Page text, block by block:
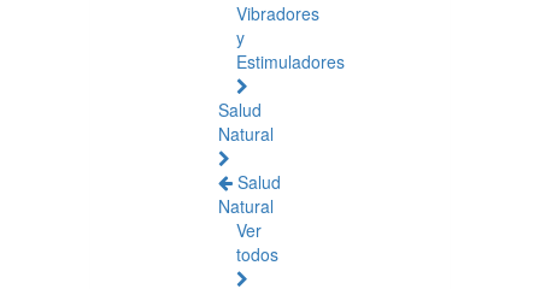
Vibradores
y
Estimuladores
Salud
Natural
Salud
Natural
Ver
todos